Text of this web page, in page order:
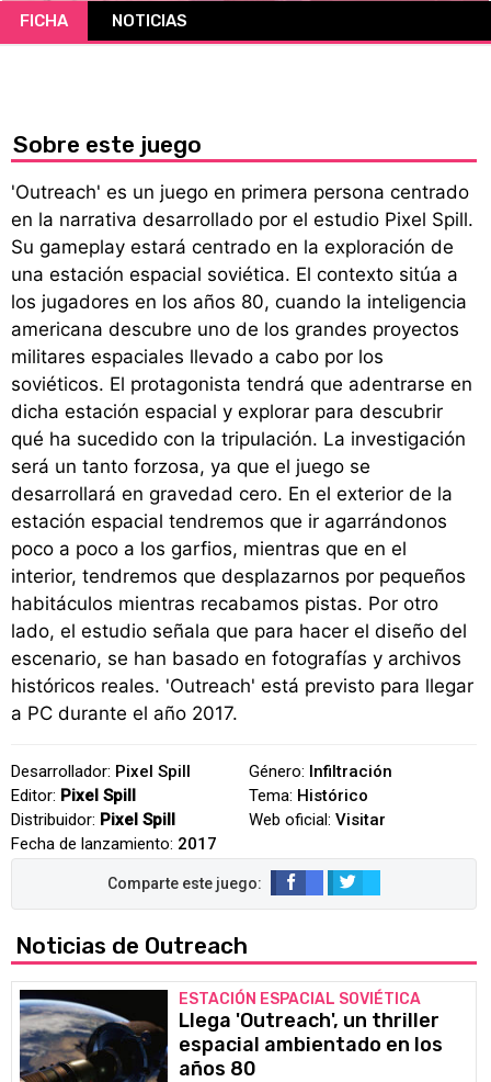
FICHA NOTICIAS
Sobre este juego
'Outreach' es un juego en primera persona centrado
en la narrativa desarrollado por el estudio Pixel Spill.
Su gameplay estará centrado en la exploración de
una estación espacial soviética. El contexto sitúa a
los jugadores en los años 80, cuando la inteligencia
americana descubre uno de los grandes proyectos
militares espaciales llevado a cabo por los
soviéticos. El protagonista tendrá que adentrarse en
dicha estación espacial y explorar para descubrir
qué ha sucedido con la tripulación. La investigación
será un tanto forzosa, ya que el juego se
desarrollará en gravedad cero. En el exterior de la
estación espacial tendremos que ir agarrándonos
poco a poco a los garfios, mientras que en el
interior, tendremos que desplazarnos por pequeños
habitáculos mientras recabamos pistas. Por otro
lado, el estudio señala que para hacer el diseño del
escenario, se han basado en fotografías y archivos
históricos reales. 'Outreach' está previsto para llegar
a PC durante el año 2017.
Desarrollador: Pixel Spill
Editor: Pixel Spill
Distribuidor: Pixel Spill
Fecha de lanzamiento: 2017
Género: Infiltración
Tema: Histórico
Web oficial: Visitar
Noticias de Outreach
ESTACIÓN ESPACIAL SOVIÉTICA
Llega 'Outreach', un thriller
espacial ambientado en los
años 80